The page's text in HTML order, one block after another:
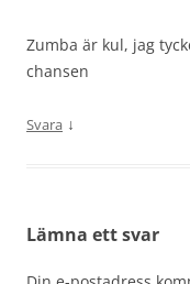
Zumba är kul, jag
chansen
Svara ↓
Lämna ett svar